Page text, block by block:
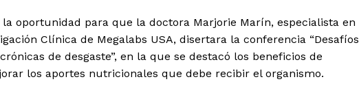
oportunidad para que la doctora Marjorie Marín, especialista en
Clínica de Megalabs USA, disertara la conferencia “Desafíos
de desgaste”, en la que se destacó los beneficios de
los aportes nutricionales que debe recibir el organismo.